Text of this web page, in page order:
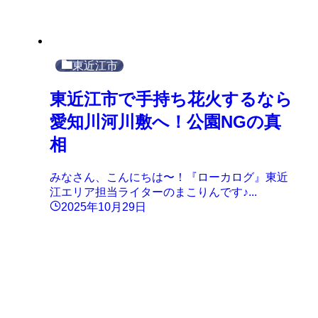
東近江市
東近江市で手持ち花火するなら
愛知川河川敷へ！公園NGの真
相
みなさん、こんにちは〜！『ローカログ』東近
江エリア担当ライターのまこりんです♪...
2025年10月29日